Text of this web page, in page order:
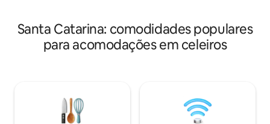
inclusa -Secador de cabelo -Aquecedor -
Cozinha completa -Capela -Animais -
Salão rústico -Fogão a lenha e gás -
de lavar roupas -Local seguro/tranquilo -
Churrasqueira/fogo de chão
Santa Catarina: comodidades populares
para acomodações em celeiros